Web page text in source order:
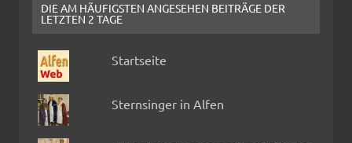
DIE AM HÄUFIGSTEN ANGESEHEN BEITRÄGE DER
LETZTEN 2 TAGE
Startseite
Sternsinger in Alfen